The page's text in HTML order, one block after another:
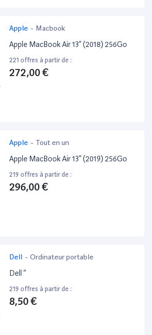
Apple - Macbook
Apple MacBook Air 13” (2018) 256Go
221 offres à partir de :
272,00 €
Apple - Tout en un
Apple MacBook Air 13” (2019) 256Go
219 offres à partir de :
296,00 €
Dell - Ordinateur portable
Dell ”
219 offres à partir de :
8,50 €